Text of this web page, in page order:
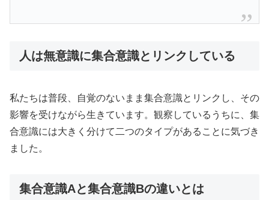
人は無意識に集合意識とリンクしている
私たちは普段、自覚のないまま集合意識とリンクし、その
影響を受けながら生きています。観察しているうちに、集
合意識には大きく分けて二つのタイプがあることに気づき
ました。
集合意識Aと集合意識Bの違いとは